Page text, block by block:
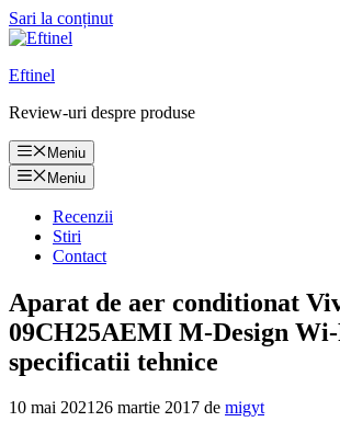
Sari la conținut
Eftinel
Review-uri despre produse
Meniu
Meniu
Recenzii
Stiri
Contact
Aparat de aer conditionat
09CH25AEMI M-Design
specificatii tehnice
10 mai 202126 martie 2017 de migyt